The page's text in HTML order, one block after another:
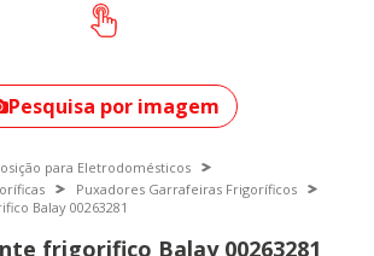
Como encontrar
o seu modelo?
Pesquisa por imagem
para Eletrodomésticos
Puxadores Garrafeiras Frigoríficos
Balay 00263281
frigorifico Balay 00263281